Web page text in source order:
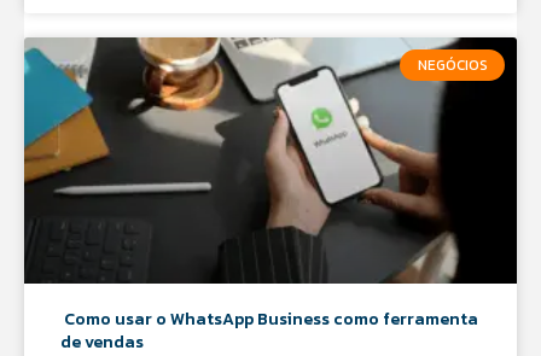
NEGÓCIOS
Como usar o WhatsApp Business como ferramenta
de vendas